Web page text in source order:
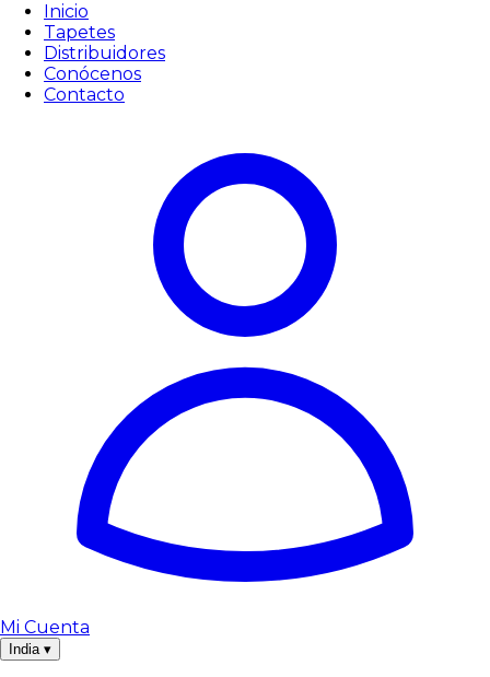
Inicio
Tapetes
Distribuidores
Conócenos
Contacto
Mi Cuenta
India ▾